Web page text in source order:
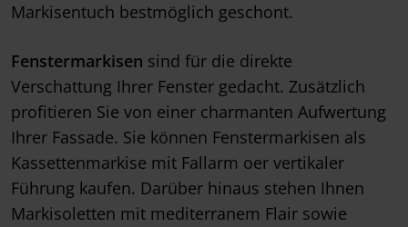
Markisentuch bestmöglich geschont.
Fenstermarkisen sind für die direkte
Verschattung Ihrer Fenster gedacht. Zusätzlich
profitieren Sie von einer charmanten Aufwertung
Ihrer Fassade. Sie können Fenstermarkisen als
Kassettenmarkise mit Fallarm oer vertikaler
Führung kaufen. Darüber hinaus stehen Ihnen
Markisoletten mit mediterranem Flair sowie